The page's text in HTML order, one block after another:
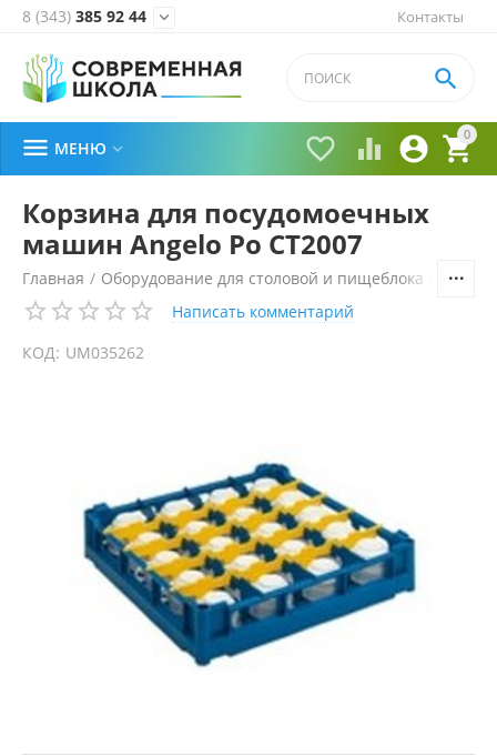
Контакты
8 (343) 385 92 44 
0


 

 МЕНЮ 
Корзина для посудомоечных
машин Angelo Po CT2007
Главная / Оборудование для столовой и пищеблока
Написать комментарий
КОД: UM035262